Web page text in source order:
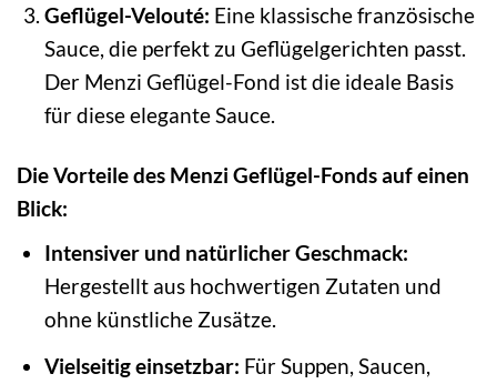
Geflügel-Velouté: Eine klassische französische
Sauce, die perfekt zu Geflügelgerichten passt.
Der Menzi Geflügel-Fond ist die ideale Basis
für diese elegante Sauce.
Die Vorteile des Menzi Geflügel-Fonds auf einen
Blick:
Intensiver und natürlicher Geschmack:
Hergestellt aus hochwertigen Zutaten und
ohne künstliche Zusätze.
Vielseitig einsetzbar: Für Suppen, Saucen,